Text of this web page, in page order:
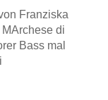
Franziska
di
Bass mal